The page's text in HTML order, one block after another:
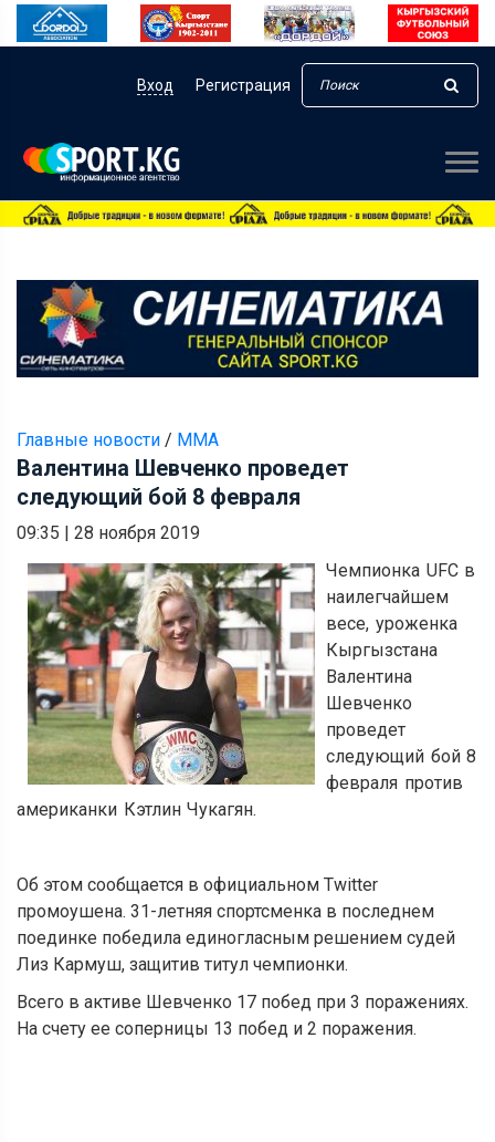
Вход Регистрация
Главные новости / ММА
Валентина Шевченко проведет
следующий бой 8 февраля
09:35 | 28 ноября 2019
Чемпионка UFC в
наилегчайшем
весе, уроженка
Кыргызстана
Валентина
Шевченко
проведет
следующий бой 8
февраля против
американки Кэтлин Чукагян.
Об этом сообщается в официальном Twitter
промоушена. 31-летняя спортсменка в последнем
поединке победила единогласным решением судей
Лиз Кармуш, защитив титул чемпионки.
Всего в активе Шевченко 17 побед при 3 поражениях.
На счету ее соперницы 13 побед и 2 поражения.